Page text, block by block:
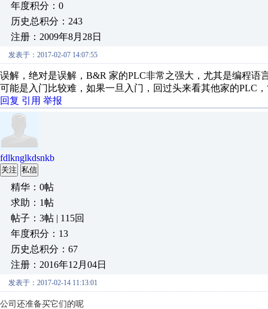
年度积分：0
历史总积分：243
注册：2009年8月28日
发表于：2017-02-07 14:07:55
误解，绝对是误解，B&R 家的PLC非常之强大，尤其是编程语
可能是入门比较难，如果一旦入门，回过头来看其他家的PLC
回复 引用 举报
fdlknglkdsnkb
关注 私信
精华：0帖
求助：1帖
帖子：3帖 | 115回
年度积分：13
历史总积分：67
注册：2016年12月04日
发表于：2017-02-14 11:13:01
公司还准备买它们的呢